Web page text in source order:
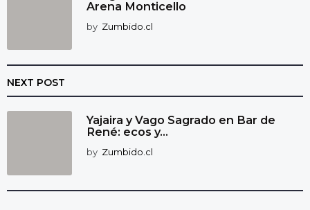
Arena Monticello
by Zumbido.cl
NEXT POST
Yajaira y Vago Sagrado en Bar de
René: ecos y...
by Zumbido.cl